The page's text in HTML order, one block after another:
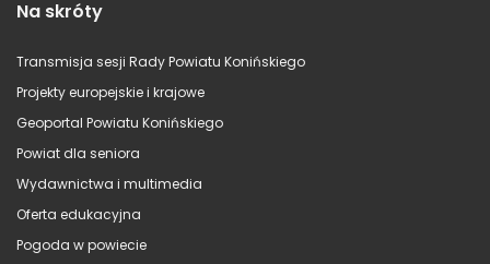
Na skróty
Transmisja sesji Rady Powiatu Konińskiego
Projekty europejskie i krajowe
Geoportal Powiatu Konińskiego
Powiat dla seniora
Wydawnictwa i multimedia
Oferta edukacyjna
Pogoda w powiecie